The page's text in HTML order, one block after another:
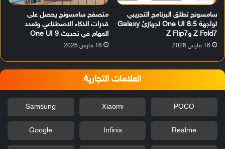
سامسونج تطلق البرنامج التجريبي
لواجهة One UI 8.5 لجهازيْ Galaxy
Z Fold7 وZ Flip7
16 مارس 2026
متصفح سامسونج يحصل على
قدرات الذكاء الاصطناعي وتعدد
المهام في تحديث One UI 9
16 مارس 2026
العلامات التجارية
POCO
Xiaomi
Samsung
Realme
Infinix
Google